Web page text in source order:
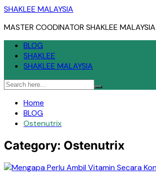
Skip
content
SHAKLEE MALAYSIA
MASTER COODINATOR SHAKLEE MALAYSIA
BLOG
SHAKLEE
SHAKLEE MALAYSIA
Home
BLOG
Ostenutrix
Category: Ostenutrix